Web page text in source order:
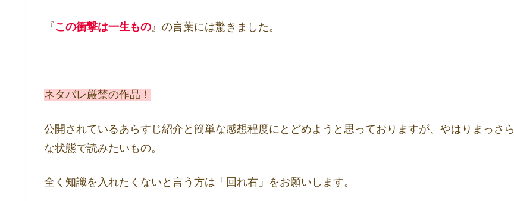
『 この衝撃は一生もの 』の言葉には驚きました。
ネタバレ厳禁の作品！
公開されているあらすじ紹介と簡単な感想程度にとどめようと思っておりますが、やはりまっさら
な状態で読みたいもの。
全く知識を入れたくないと言う方は「回れ右」をお願いします。